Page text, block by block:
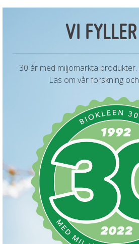
VI
30 år med miljömärkta
Läs om vår forskning